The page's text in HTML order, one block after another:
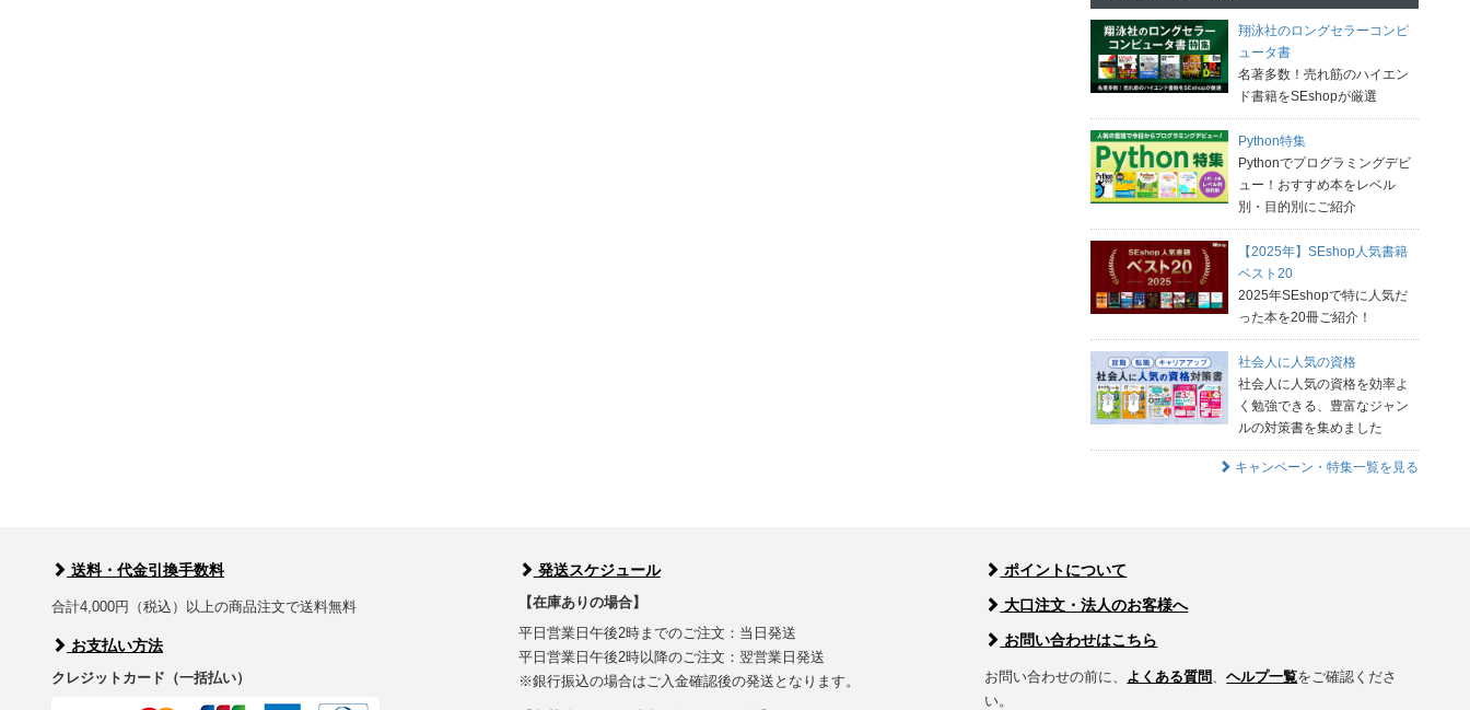
翔泳社のロングセラーコンピ
ュータ書
名著多数！売れ筋のハイエン
ド書籍をSEshopが厳選
Python特集
Pythonでプログラミングデビ
ュー！おすすめ本をレベル
別・目的別にご紹介
【2025年】SEshop人気書籍
ベスト20
2025年SEshopで特に人気だ
った本を20冊ご紹介！
社会人に人気の資格
社会人に人気の資格を効率よ
く勉強できる、豊富なジャン
ルの対策書を集めました
キャンペーン・特集一覧を見る
送料・代金引換手数料
合計4,000円（税込）以上の商品注文で送料無料
お支払い方法
クレジットカード（一括払い）
発送スケジュール
【在庫ありの場合】
平日営業日午後2時までのご注文：当日発送
平日営業日午後2時以降のご注文：翌営業日発送
※銀行振込の場合はご入金確認後の発送となります。
ポイントについて
大口注文・法人のお客様へ
お問い合わせはこちら
お問い合わせの前に、 よくある質問、ヘルプ一覧をご確認くださ
い。